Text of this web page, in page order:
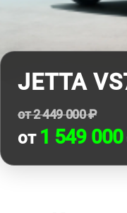
JETTA
от 2 449 000 ₽
от 1 549 000